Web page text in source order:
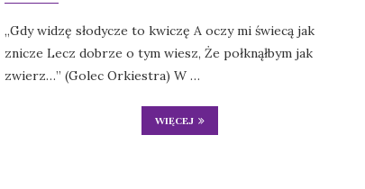
„Gdy widzę słodycze to kwiczę A oczy mi świecą jak
znicze Lecz dobrze o tym wiesz, Że połknąłbym jak
zwierz…” (Golec Orkiestra) W …
WIĘCEJ